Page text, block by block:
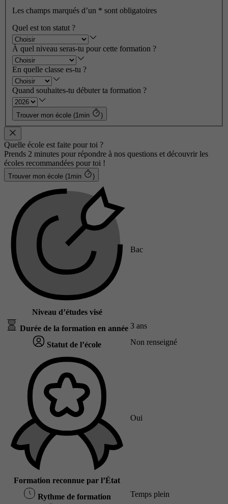
Les champs marqués d’un * sont obligatoires
Quel est ton statut ?
À quel niveau seras-tu pour cette formation ?
En quelle classe es-tu ?
Quand souhaites-tu débuter ta formation ?
Trouver mon école (1min )
Quelle école est faite pour toi ?
Prends 2 minutes pour répondre à nos questions et découvrir les
écoles recommandées pour toi !
Trouver mon école (1min )
Niveau d’études visé
Bac
Durée de la formation en année 3 ans
Statut de l’école Non renseigné
Formation reconnue par l’État
Oui
Rythme de formation Temps plein